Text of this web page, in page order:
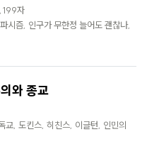
자
시즘, 인구가 무한정 늘어도 괜찮나,
와 종교
교, 도킨스, 히친스, 이글턴, 인민의